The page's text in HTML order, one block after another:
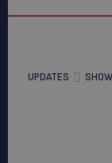
UPDATES